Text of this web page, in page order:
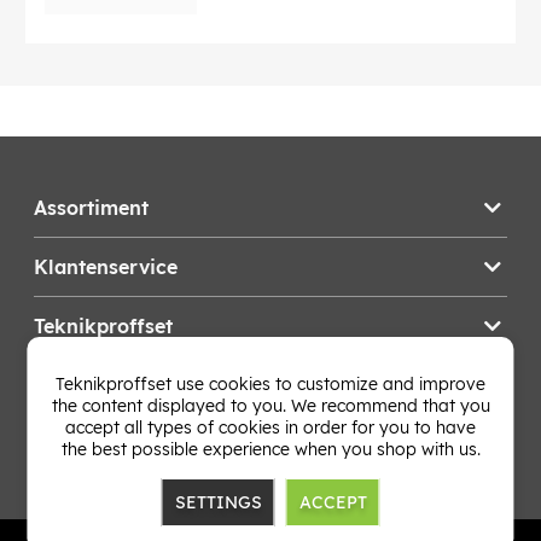
Assortiment
Klantenservice
Teknikproffset
Wijzig Land
Teknikproffset use cookies to customize and improve
the content displayed to you. We recommend that you
accept all types of cookies in order for you to have
the best possible experience when you shop with us.
SETTINGS ACCEPT